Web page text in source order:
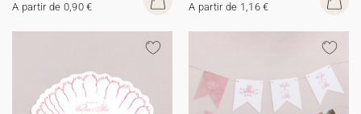
A partir de 0,90 €
A partir de 1,16 €